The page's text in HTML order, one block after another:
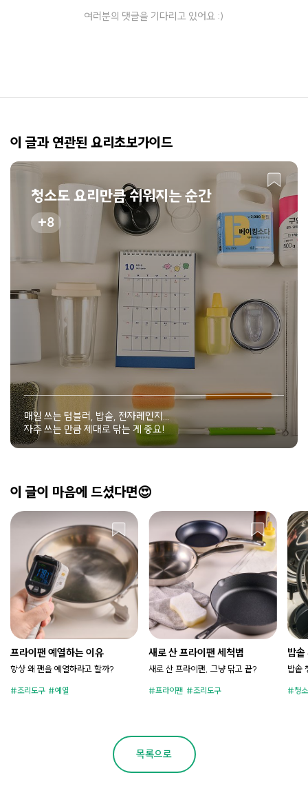
여러분의 댓글을 기다리고 있어요 :)
이 글과 연관된 요리초보가이드
청소도 요리만큼 쉬워지는 순간
8
매일 쓰는 텀블러, 밥솥, 전자레인지...
자주 쓰는 만큼 제대로 닦는 게 중요!
이 글이 마음에 드셨다면😍
프라이팬 예열하는 이유
항상 왜 팬을 예열하라고 할까?
조리도구 예열
새로 산 프라이팬 세척법
새로 산 프라이팬, 그냥 닦고 끝?
프라이팬 조리도구
밥솥
밥솥
청소
목록으로